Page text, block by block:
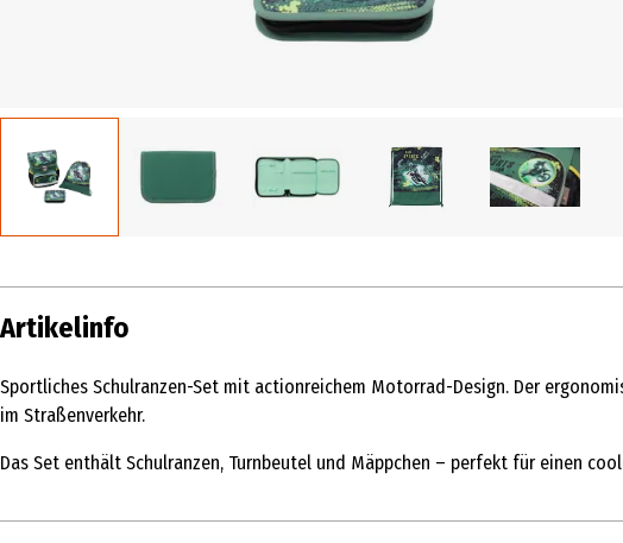
Artikelinfo
Sportliches Schulranzen-Set mit actionreichem Motorrad-Design. Der
im Straßenverkehr.
Das Set enthält Schulranzen, Turnbeutel und Mäppchen – perfekt für einen